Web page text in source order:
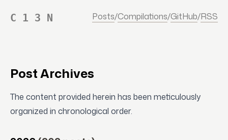
C 1 3 N Posts/Compilations/GitHub/RSS
Post Archives
The content provided herein has been meticulously
organized in chronological order.